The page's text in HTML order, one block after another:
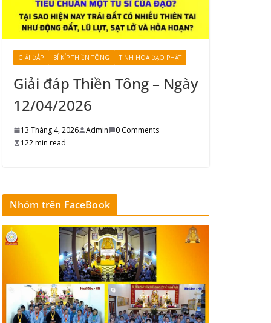
GIẢI ĐÁP BÍ KÍP THIỀN TÔNG TINH HOA ĐẠO PHẬT
Giải đáp Thiền Tông – Ngày
12/04/2026
13 Tháng 4, 2026 Admin
0 Comments
122 min read
Nhóm trên FaceBook